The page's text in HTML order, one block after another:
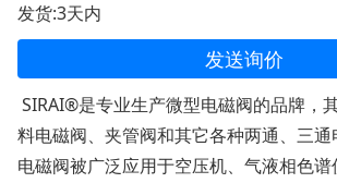
发货:3天内
发送询价
SIRAI®是专业生产微型电磁阀的品牌，
料电磁阀、夹管阀和其它各种两通、三
电磁阀被广泛应用于空压机、气液相色